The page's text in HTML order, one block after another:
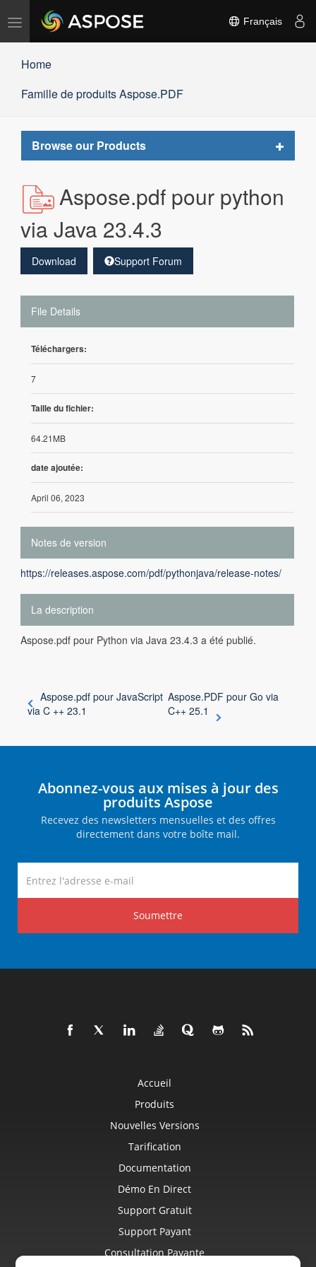
Basculer
Français
Home
Famille de produits Aspose.PDF
Browse our Products
Toggle
Aspose.pdf pour python
via Java 23.4.3
Download Support Forum
File Details
Téléchargers:
7
Taille du fichier:
64.21MB
date ajoutée:
April 06, 2023
Notes de version
https://releases.aspose.com/pdf/pythonjava/release-notes/
La description
Aspose.pdf pour Python via Java 23.4.3 a été publié.
Aspose.pdf pour JavaScript
via C ++ 23.1
Aspose.PDF pour Go via
C++ 25.1
Abonnez-vous aux mises à jour des
produits Aspose
Recevez des newsletters mensuelles et des offres
directement dans votre boîte mail.
Soumettre
Accueil
Produits
Nouvelles Versions
Tarification
Documentation
Démo En Direct
Support Gratuit
Support Payant
Consultation Payante